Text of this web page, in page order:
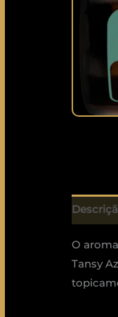
O
Tansy